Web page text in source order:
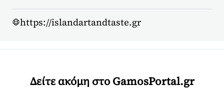
https://islandartandtaste.gr
Δείτε ακόμη στο GamosPortal.gr